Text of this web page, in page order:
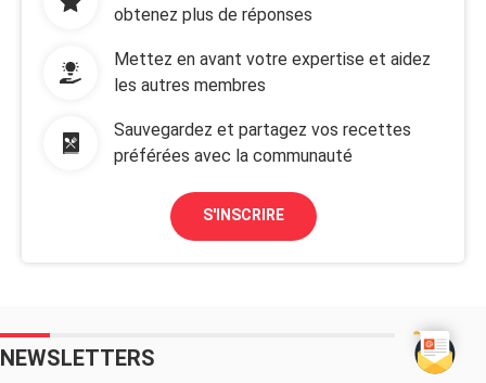
obtenez plus de réponses
Mettez en avant votre expertise et aidez
les autres membres
Sauvegardez et partagez vos recettes
préférées avec la communauté
S'INSCRIRE
NEWSLETTERS